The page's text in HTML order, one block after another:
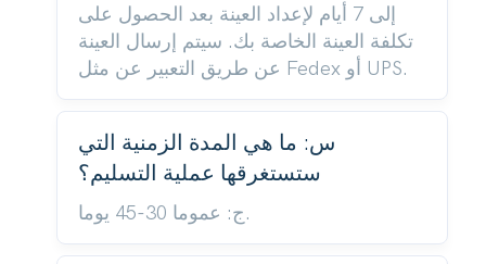
إلى 7 أيام لإعداد العينة بعد الحصول على
تكلفة العينة الخاصة بك. سيتم إرسال العينة
عن طريق التعبير عن مثل Fedex أو UPS.
س: ما هي المدة الزمنية التي
ستستغرقها عملية التسليم؟
ج: عموما 30-45 يوما.